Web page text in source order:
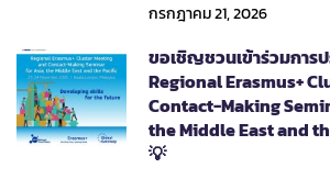
กรกฎาคม 21, 2026
ขอเชิญชวนเข้าร่วมการป
Regional Erasmus+
Contact-Making
the Middle East and
💡